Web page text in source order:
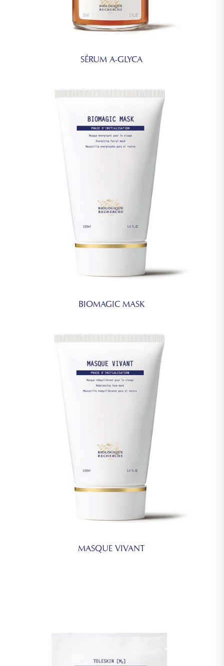
die Inhaltsstoffe für Ihren persönlichen Gebrauch geeignet
sind. Im Falle einer Allergie fragen Sie bitte nach.
SÉRUM A-GLYCA
BIOMAGIC MASK
MASQUE VIVANT